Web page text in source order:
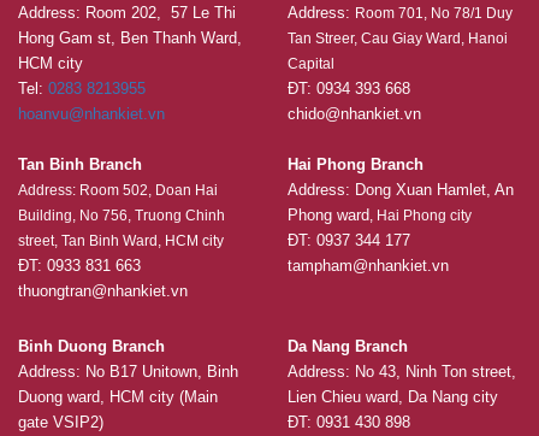
Address: Room 202, 57 Le Thi
Hong Gam st, Ben Thanh Ward,
HCM city
Tel: 0283 8213955
hoanvu@nhankiet.vn
Tan Binh Branch
Address: Room 502, Doan Hai
Building, No 756, Truong Chinh
street, Tan Binh Ward, HCM city
ĐT: 0933 831 663
thuongtran@nhankiet.vn
Address: Room 701, No 78/1 Duy
Tan Streer, Cau Giay Ward, Hanoi
Capital
ĐT: 0934 393 668
chido@nhankiet.vn
Hai Phong Branch
Address: Dong Xuan Hamlet, An
Phong ward, Hai Phong city
ĐT: 0937 344 177
tampham@nhankiet.vn
Binh Duong Branch
Address: No B17 Unitown, Binh
Duong ward, HCM city (Main
gate VSIP2)
Da Nang Branch
Address: No 43, Ninh Ton street,
Lien Chieu ward, Da Nang city
ĐT: 0931 430 898